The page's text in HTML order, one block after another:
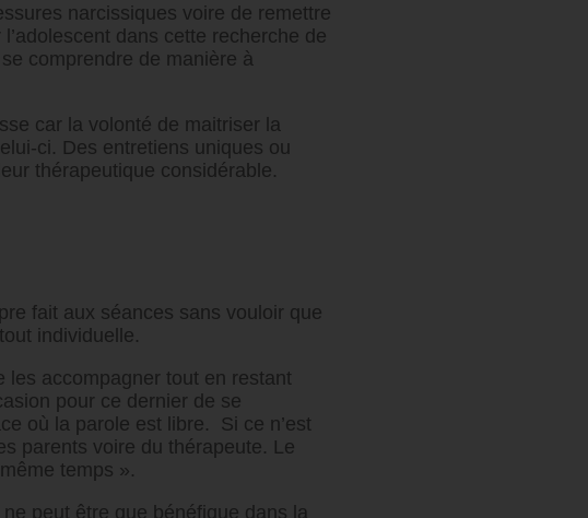
narcissiques voire de remettre
dans cette recherche de
comprendre de manière à
car la volonté de maitriser la
ci. Des entretiens uniques ou
thérapeutique considérable.
fait aux séances sans vouloir que
individuelle.
les accompagner tout en restant
pour ce dernier de se
où la parole est libre. Si ce n’est
parents voire du thérapeute. Le
temps ».
peut être que bénéfique dans la